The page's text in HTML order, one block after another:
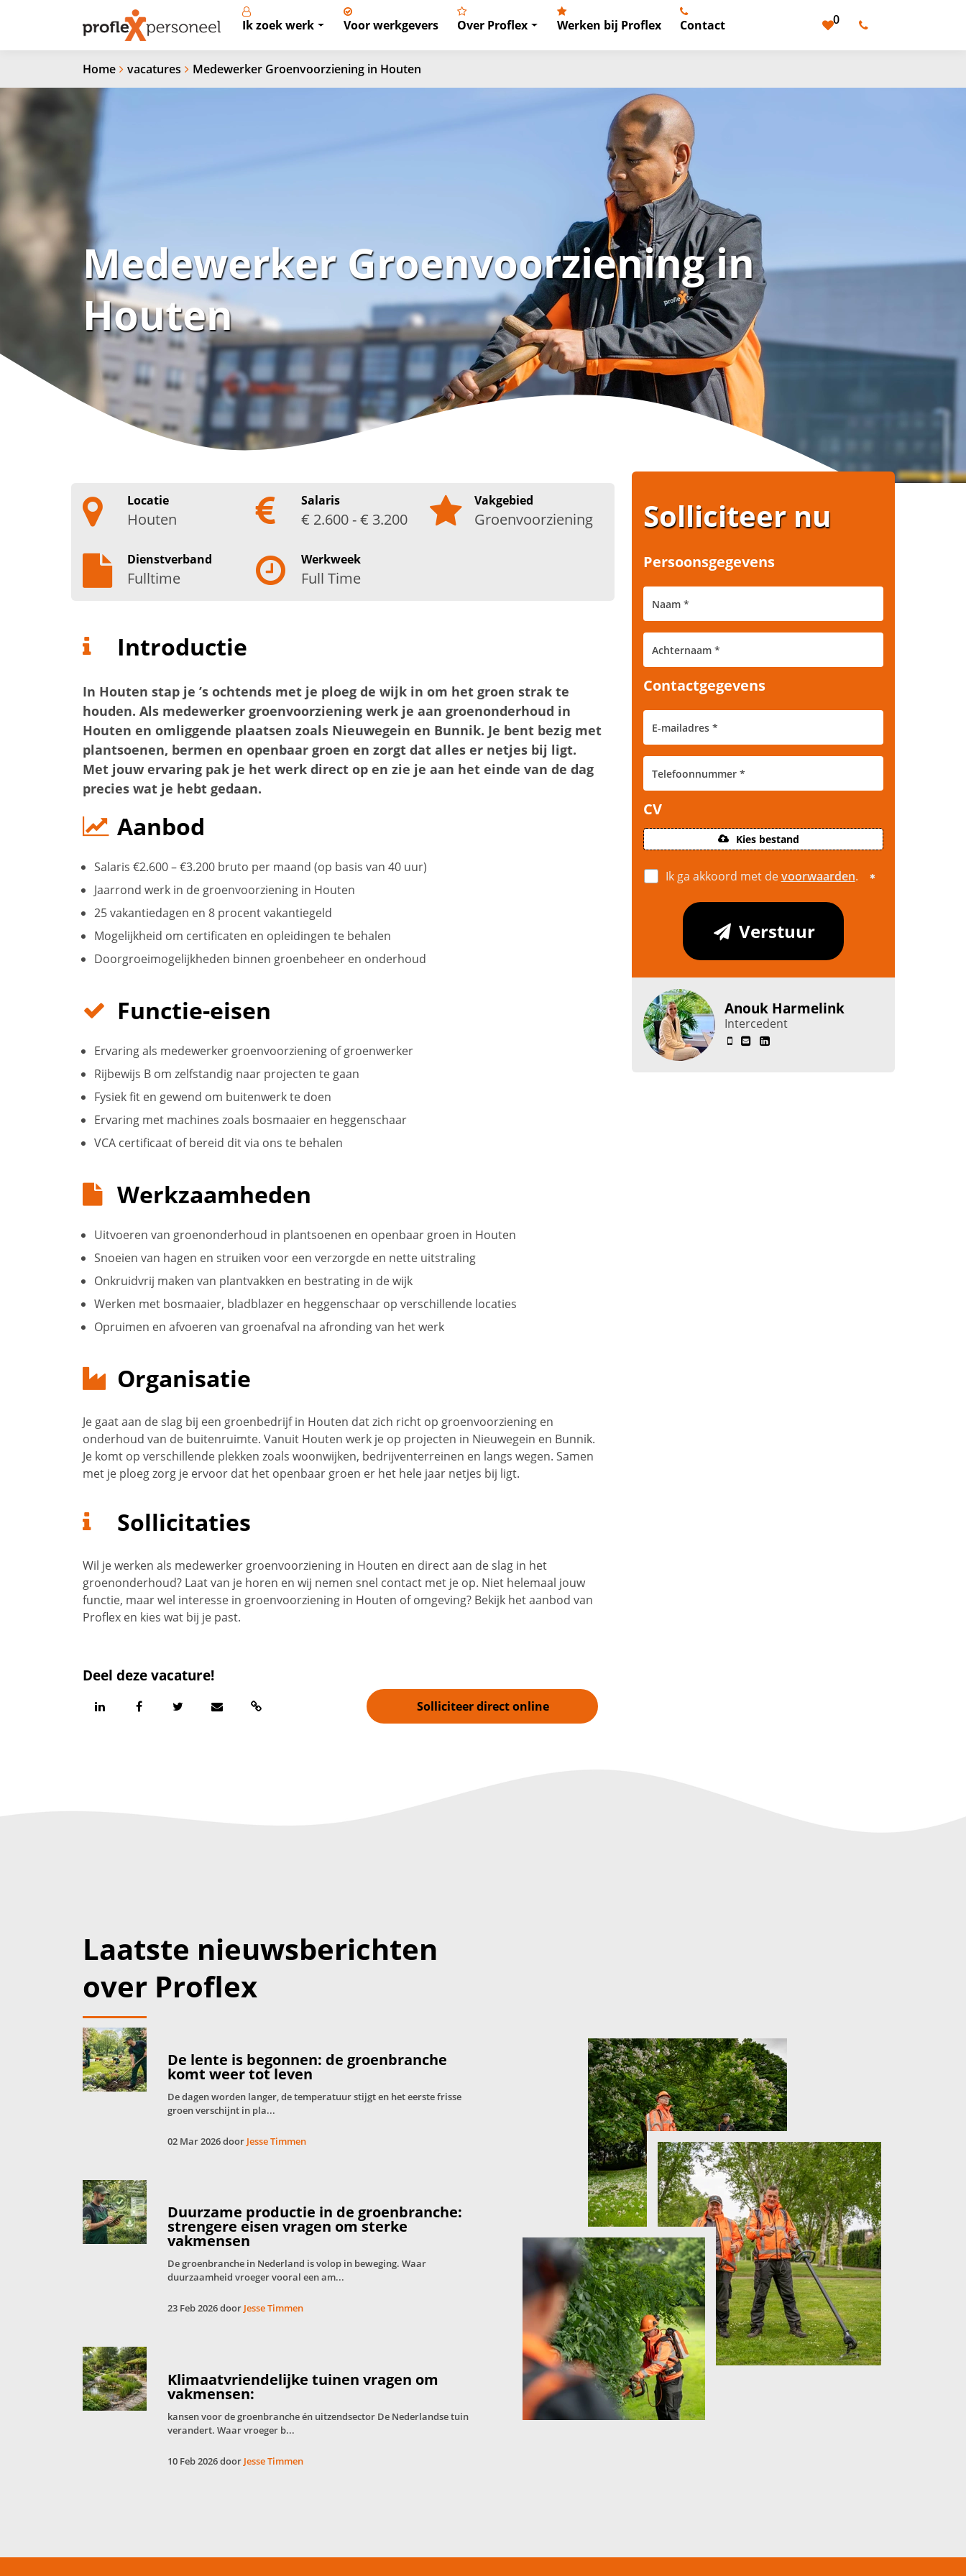
Ik zoek werk Voor werkgevers Over Proflex Werken bij Proflex Contact 0
Home vacatures Medewerker Groenvoorziening in Houten
Medewerker Groenvoorziening in
Houten
Locatie
Houten
Salaris
€ 2.600 - € 3.200
Vakgebied
Groenvoorziening
Dienstverband
Fulltime
Werkweek
Full Time
Introductie
In Houten stap je ’s ochtends met je ploeg de wijk in om het groen strak te
houden. Als medewerker groenvoorziening werk je aan groenonderhoud in
Houten en omliggende plaatsen zoals Nieuwegein en Bunnik. Je bent bezig met
plantsoenen, bermen en openbaar groen en zorgt dat alles er netjes bij ligt.
Met jouw ervaring pak je het werk direct op en zie je aan het einde van de dag
precies wat je hebt gedaan.
Aanbod
Salaris €2.600 – €3.200 bruto per maand (op basis van 40 uur)
Jaarrond werk in de groenvoorziening in Houten
25 vakantiedagen en 8 procent vakantiegeld
Mogelijkheid om certificaten en opleidingen te behalen
Doorgroeimogelijkheden binnen groenbeheer en onderhoud
Functie-eisen
Ervaring als medewerker groenvoorziening of groenwerker
Rijbewijs B om zelfstandig naar projecten te gaan
Fysiek fit en gewend om buitenwerk te doen
Ervaring met machines zoals bosmaaier en heggenschaar
VCA certificaat of bereid dit via ons te behalen
Werkzaamheden
Uitvoeren van groenonderhoud in plantsoenen en openbaar groen in Houten
Snoeien van hagen en struiken voor een verzorgde en nette uitstraling
Onkruidvrij maken van plantvakken en bestrating in de wijk
Werken met bosmaaier, bladblazer en heggenschaar op verschillende locaties
Opruimen en afvoeren van groenafval na afronding van het werk
Organisatie
Je gaat aan de slag bij een groenbedrijf in Houten dat zich richt op groenvoorziening en
onderhoud van de buitenruimte. Vanuit Houten werk je op projecten in Nieuwegein en Bunnik.
Je komt op verschillende plekken zoals woonwijken, bedrijventerreinen en langs wegen. Samen
met je ploeg zorg je ervoor dat het openbaar groen er het hele jaar netjes bij ligt.
Sollicitaties
Wil je werken als medewerker groenvoorziening in Houten en direct aan de slag in het
groenonderhoud? Laat van je horen en wij nemen snel contact met je op. Niet helemaal jouw
functie, maar wel interesse in groenvoorziening in Houten of omgeving? Bekijk het aanbod van
Proflex en kies wat bij je past.
Deel deze vacature!
Solliciteer direct online
Anouk Harmelink
Intercedent
Solliciteer nu
Persoonsgegevens
Contactgegevens
CV
Kies bestand
Ik ga akkoord met devoorwaarden.
Verstuur
Laatste nieuwsberichten
over Proflex
De lente is begonnen: de groenbranche
komt weer tot leven
De dagen worden langer, de temperatuur stijgt en het eerste frisse
groen verschijnt in pla...
02 Mar 2026 door Jesse Timmen
Duurzame productie in de groenbranche:
strengere eisen vragen om sterke
vakmensen
De groenbranche in Nederland is volop in beweging. Waar
duurzaamheid vroeger vooral een am...
23 Feb 2026 door Jesse Timmen
Klimaatvriendelijke tuinen vragen om
vakmensen:
kansen voor de groenbranche én uitzendsector De Nederlandse tuin
verandert. Waar vroeger b...
10 Feb 2026 door Jesse Timmen